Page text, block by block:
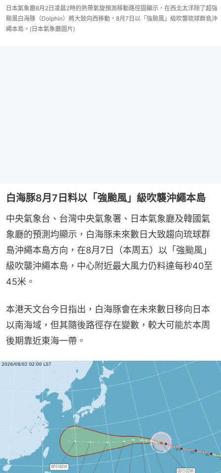
日本氣象廳8月2日凌晨2時的熱帶氣旋預測移動路徑圖顯示，在西北太洋除了超強
颱風白海豚（Dolphin）將大致向西移動，8月7日以「強颱風」級吹襲琉球群島沖
繩本島。(日本氣象廳圖片)
白海豚8月7日料以「強颱風」級吹襲沖繩本島
中央氣象台、台灣中央氣象署、日本氣象廳及韓國氣
象廳的預測均顯示，白海豚未來數日大致趨向琉球群
島沖繩本島方向，在8月7日（本周五）以「強颱風」
級吹襲沖繩本島，中心附近最大風力仍料達每秒40至
45米。
本港天文台今日指出，白海豚會在未來數日移向日本
以南海域，但其隨後路徑存在變數，較大可能於本周
後期靠近東海一帶。